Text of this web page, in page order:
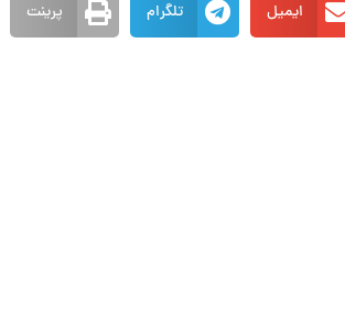
ایمیل تلگرام پرینت